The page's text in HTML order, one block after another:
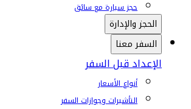
حجز سيارة مع سائق
الحجز والإدارة
السفر معنا
الإعداد قبل السفر
أنواع الأسعار
التأشيرات وجوازات السفر